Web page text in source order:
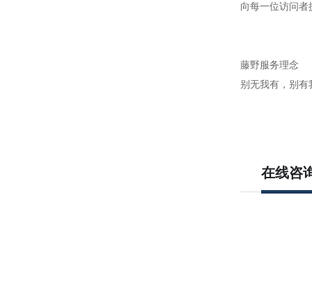
向每一位访问
藤野服务理念
别无我有，别
在线咨